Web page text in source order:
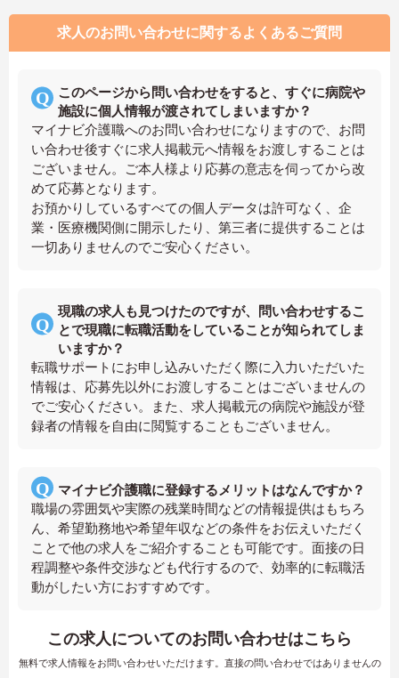
求人のお問い合わせに関するよくあるご質問
このページから問い合わせをすると、すぐに病院や
施設に個人情報が渡されてしまいますか？
マイナビ介護職へのお問い合わせになりますので、お問
い合わせ後すぐに求人掲載元へ情報をお渡しすることは
ございません。ご本人様より応募の意志を伺ってから改
めて応募となります。
お預かりしているすべての個人データは許可なく、企
業・医療機関側に開示したり、第三者に提供することは
一切ありませんのでご安心ください。
現職の求人も見つけたのですが、問い合わせするこ
とで現職に転職活動をしていることが知られてしま
いますか？
転職サポートにお申し込みいただく際に入力いただいた
情報は、応募先以外にお渡しすることはございませんの
でご安心ください。また、求人掲載元の病院や施設が登
録者の情報を自由に閲覧することもございません。
マイナビ介護職に登録するメリットはなんですか？
職場の雰囲気や実際の残業時間などの情報提供はもちろ
ん、希望勤務地や希望年収などの条件をお伝えいただく
ことで他の求人をご紹介することも可能です。面接の日
程調整や条件交渉なども代行するので、効率的に転職活
動がしたい方におすすめです。
この求人についてのお問い合わせはこちら
無料で求人情報をお問い合わせいただけます。直接の問い合わせではありませんの